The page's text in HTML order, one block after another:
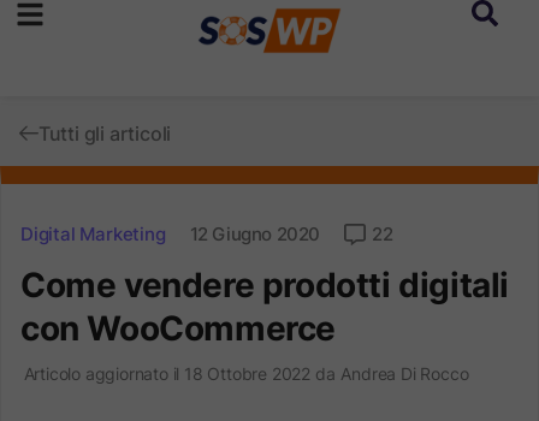
Tutti gli articoli
Digital Marketing 12 Giugno 2020 22
Come vendere prodotti digitali
con WooCommerce
Articolo aggiornato il 18 Ottobre 2022 da Andrea Di Rocco